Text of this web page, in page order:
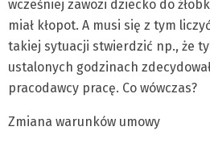
wcześniej zawozi dziecko do
miał kłopot. A musi się z tym
takiej sytuacji stwierdzić np., że
ustalonych godzinach
pracodawcy pracę. Co wówczas?
Zmiana warunków umowy